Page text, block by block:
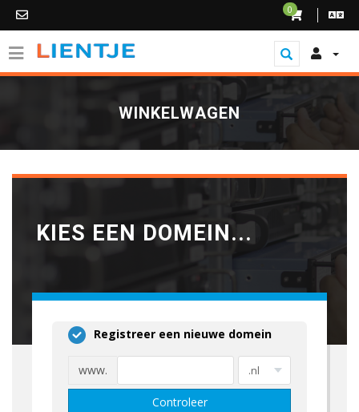
0
WINKELWAGEN
KIES EEN DOMEIN...
Registreer een nieuwe domein
www.
Controleer